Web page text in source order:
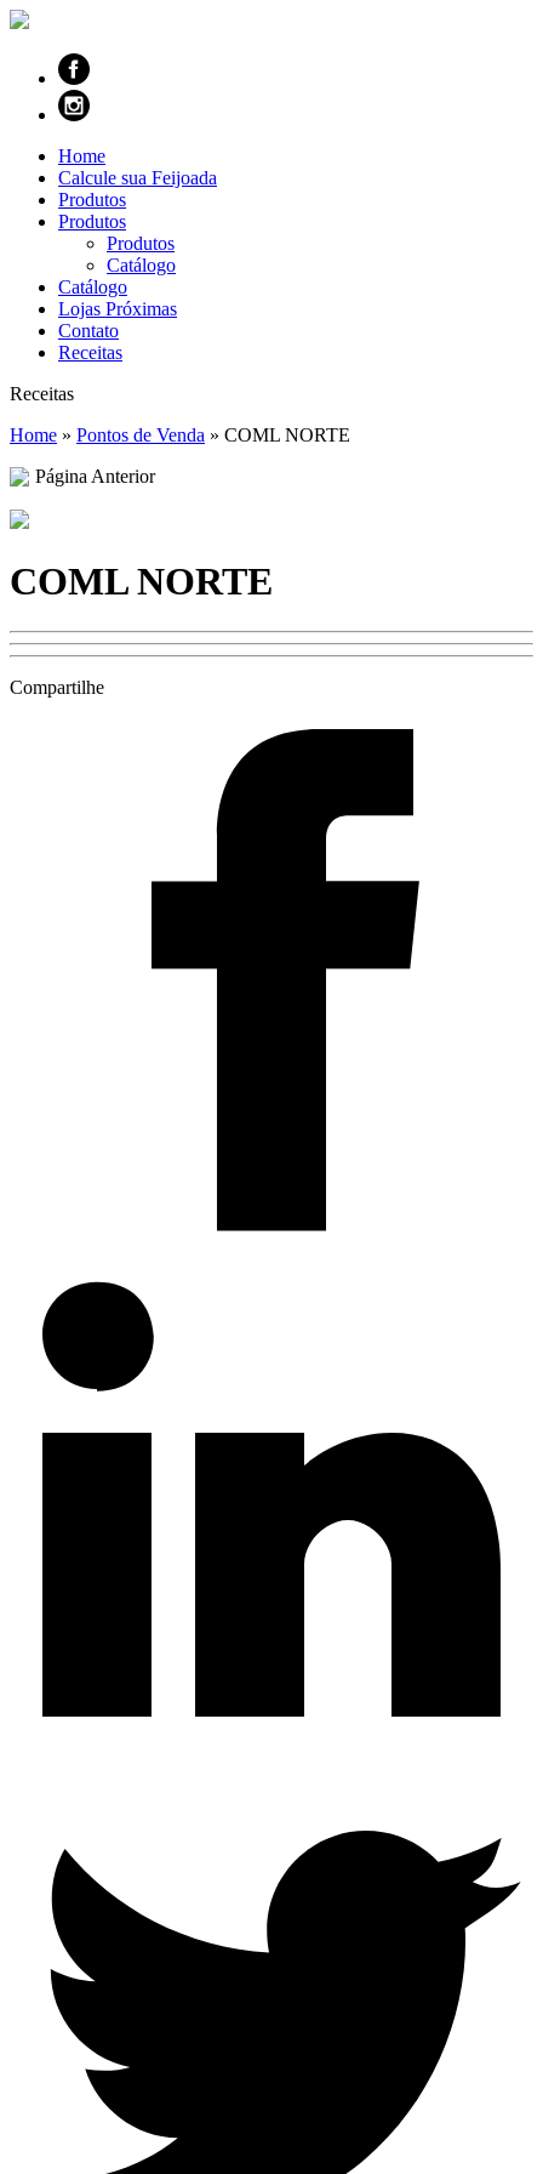
Home
Calcule sua Feijoada
Produtos
Produtos
Produtos
Catálogo
Catálogo
Lojas Próximas
Contato
Receitas
Receitas
Home » Pontos de Venda » COML NORTE
Página Anterior
COML NORTE
Compartilhe